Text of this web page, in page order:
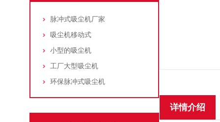
脉冲式吸尘机厂家
吸尘机移动式
小型的吸尘机
工厂大型吸尘机
环保脉冲式吸尘机
详情介绍